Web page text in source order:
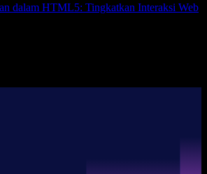
dalam HTML5: Tingkatkan Interaksi Web